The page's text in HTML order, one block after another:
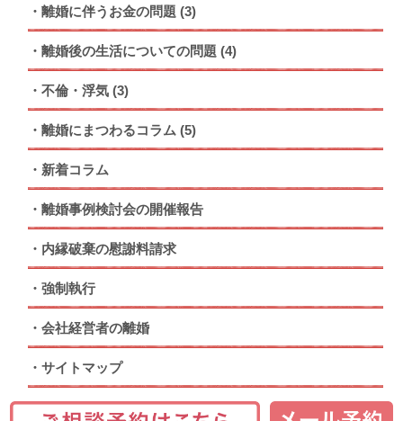
離婚に伴うお金の問題 (3)
離婚後の生活についての問題 (4)
不倫・浮気 (3)
離婚にまつわるコラム (5)
新着コラム
離婚事例検討会の開催報告
内縁破棄の慰謝料請求
強制執行
会社経営者の離婚
サイトマップ